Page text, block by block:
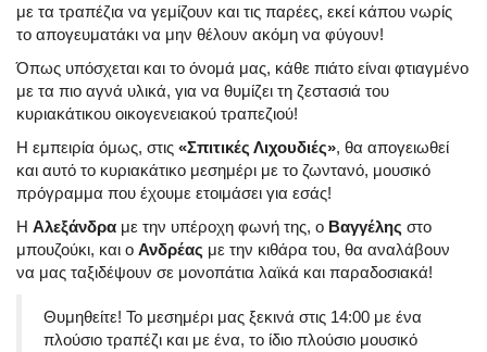
με τα τραπέζια να γεμίζουν και τις παρέες, εκεί κάπου νωρίς
το απογευματάκι να μην θέλουν ακόμη να φύγουν!
Όπως υπόσχεται και το όνομά μας, κάθε πιάτο είναι φτιαγμένο
με τα πιο αγνά υλικά, για να θυμίζει τη ζεστασιά του
κυριακάτικου οικογενειακού τραπεζιού!
Η εμπειρία όμως, στις «Σπιτικές Λιχουδιές», θα απογειωθεί
και αυτό το κυριακάτικο μεσημέρι με το ζωντανό, μουσικό
πρόγραμμα που έχουμε ετοιμάσει για εσάς!
Η Αλεξάνδρα με την υπέροχη φωνή της, ο Βαγγέλης στο
μπουζούκι, και ο Ανδρέας με την κιθάρα του, θα αναλάβουν
να μας ταξιδέψουν σε μονοπάτια λαϊκά και παραδοσιακά!
Θυμηθείτε! Το μεσημέρι μας ξεκινά στις 14:00 με ένα
πλούσιο τραπέζι και με ένα, το ίδιο πλούσιο μουσικό